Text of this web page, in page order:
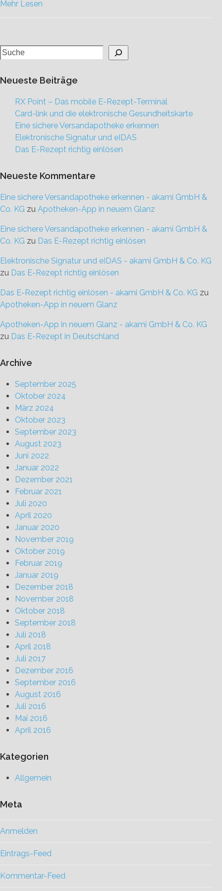
Mehr Lesen
Neueste Beiträge
RX Point – Das mobile E-Rezept-Terminal
Card-link und die elektronische Gesundheitskarte
Eine sichere Versandapotheke erkennen
Elektronische Signatur und eIDAS
Das E-Rezept richtig einlösen
Neueste Kommentare
Eine sichere Versandapotheke erkennen - akami GmbH &
Co. KG zu Apotheken-App in neuem Glanz
Eine sichere Versandapotheke erkennen - akami GmbH &
Co. KG zu Das E-Rezept richtig einlösen
Elektronische Signatur und eIDAS - akami GmbH & Co. KG
zu Das E-Rezept richtig einlösen
Das E-Rezept richtig einlösen - akami GmbH & Co. KG zu
Apotheken-App in neuem Glanz
Apotheken-App in neuem Glanz - akami GmbH & Co. KG
zu Das E-Rezept in Deutschland
Archive
September 2025
Oktober 2024
März 2024
Oktober 2023
September 2023
August 2023
Juni 2022
Januar 2022
Dezember 2021
Februar 2021
Juli 2020
April 2020
Januar 2020
November 2019
Oktober 2019
Februar 2019
Januar 2019
Dezember 2018
November 2018
Oktober 2018
September 2018
Juli 2018
April 2018
Juli 2017
Dezember 2016
September 2016
August 2016
Juli 2016
Mai 2016
April 2016
Kategorien
Allgemein
Meta
Anmelden
Eintrags-Feed
Kommentar-Feed